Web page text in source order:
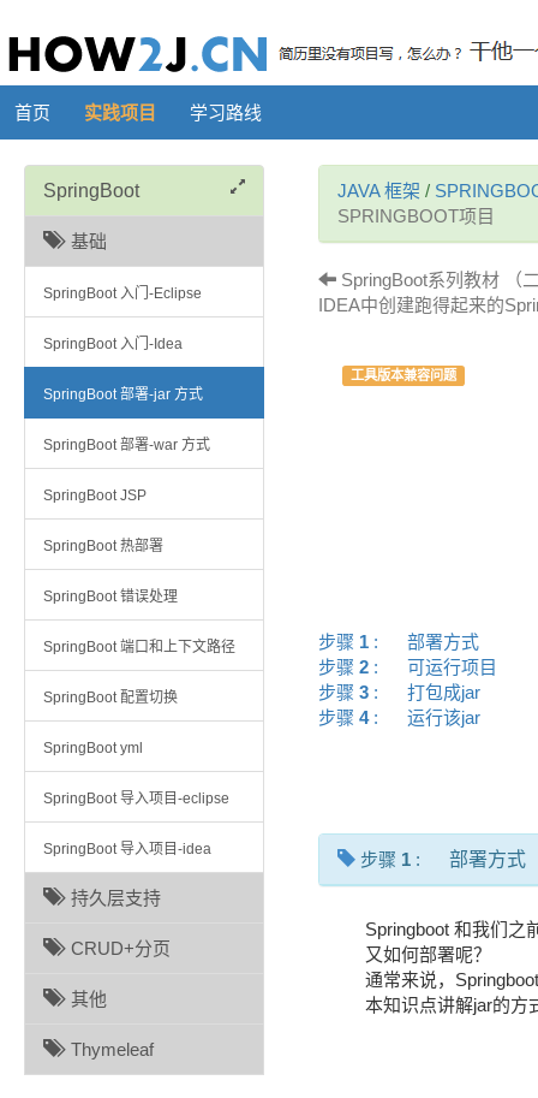
首页 实践项目 学习路线
SpringBoot
基础
SpringBoot 入门-Eclipse
SpringBoot 入门-Idea
SpringBoot 部署-jar 方式
SpringBoot 部署-war 方式
SpringBoot JSP
SpringBoot 热部署
SpringBoot 错误处理
SpringBoot 端口和上下文路径
SpringBoot 配置切换
SpringBoot yml
SpringBoot 导入项目-eclipse
SpringBoot 导入项目-idea
持久层支持
CRUD+分页
其他
Thymeleaf
JAVA 框架 /
SPRINGBOOT项目
SpringBoot系列教材 （
IDEA中创建跑得起来的
工具版本兼容问题
步骤 1 :
部署方式
步骤 2 :
可运行项目
步骤 3 :
打包成jar
步骤 4: 运行该jar
步骤 1 : 部署方式
Springboot 和我们之
又如何部署呢？
通常来说，
本知识点讲解jar的方